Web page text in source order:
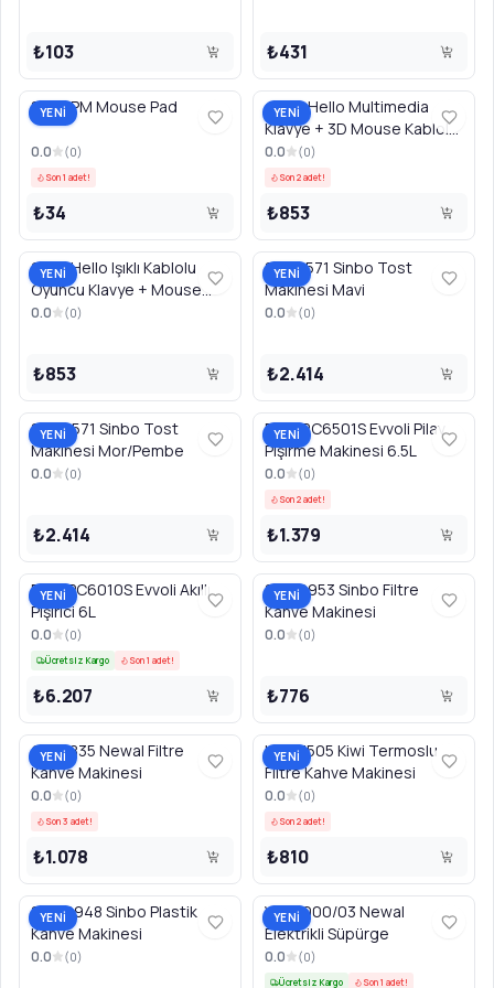
₺103 ₺431
YENİ
8258 PM Mouse Pad
0.0 (0)
Son 1 adet!
₺34
YENİ
4620 Hello Multimedia
Klavye + 3D Mouse Kablolu
Set
0.0 (0)
Son 2 adet!
₺853
YENİ
2573 Hello Işıklı Kablolu
Oyuncu Klavye + Mouse
Combo Set
0.0 (0)
₺853
YENİ
SSM2571 Sinbo Tost
Makinesi Mavi
0.0 (0)
₺2.414
YENİ
SSM2571 Sinbo Tost
Makinesi Mor/Pembe
0.0 (0)
₺2.414
YENİ
EVKARC6501S Evvoli Pilav
Pişirme Makinesi 6.5L
0.0 (0)
Son 2 adet!
₺1.379
YENİ
EVKAPC6010S Evvoli Akıllı
Pişirici 6L
0.0 (0)
Ücretsiz Kargo Son 1 adet!
₺6.207
YENİ
SCM2953 Sinbo Filtre
Kahve Makinesi
0.0 (0)
₺776
YENİ
COF3835 Newal Filtre
Kahve Makinesi
0.0 (0)
Son 3 adet!
₺1.078
YENİ
KCM7505 Kiwi Termoslu
Filtre Kahve Makinesi
0.0 (0)
Son 2 adet!
₺810
YENİ
SCM2948 Sinbo Plastik
Kahve Makinesi
0.0 (0)
YENİ
VAC5000/03 Newal
Elektrikli Süpürge
0.0 (0)
Ücretsiz Kargo Son 1 adet!